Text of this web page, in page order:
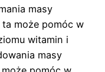
masy
może pomóc w
witamin i
masy